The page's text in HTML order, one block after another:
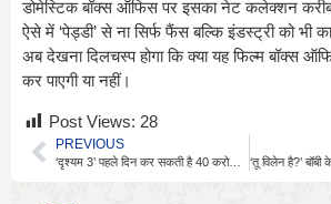
डोमेस्टिक बॉक्स ऑफिस पर इसका नेट कलेक्शन
ऐसे में ‘पेड्डी’ से ना सिर्फ फैंस बल्कि इंडस्ट्री को भी
अब देखना दिलचस्प होगा कि क्या यह फिल्म बॉक्स
कर पाएगी या नहीं।
Post Views: 28
PREVIOUS
‘दृश्यम 3’ पहले दिन कर सकती है 40 करोड़ की कमाई